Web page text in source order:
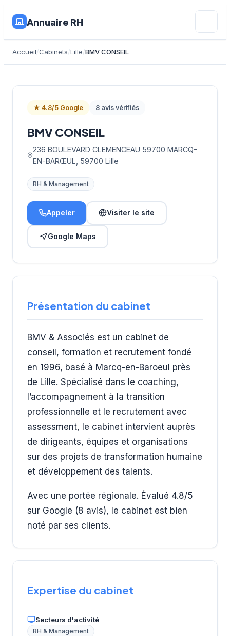
Annuaire RH
Accueil Cabinets Lille BMV CONSEIL
★ 4.8/5 Google 8 avis vérifiés
BMV CONSEIL
236 BOULEVARD CLEMENCEAU 59700 MARCQ-
EN-BARŒUL, 59700 Lille
RH & Management
Appeler Visiter le site
Google Maps
Présentation du cabinet
BMV & Associés est un cabinet de
conseil, formation et recrutement fondé
en 1996, basé à Marcq-en-Baroeul près
de Lille. Spécialisé dans le coaching,
l’accompagnement à la transition
professionnelle et le recrutement avec
assessment, le cabinet intervient auprès
de dirigeants, équipes et organisations
sur des projets de transformation humaine
et développement des talents.
Avec une portée régionale. Évalué 4.8/5
sur Google (8 avis), le cabinet est bien
noté par ses clients.
Expertise du cabinet
Secteurs d'activité
RH & Management